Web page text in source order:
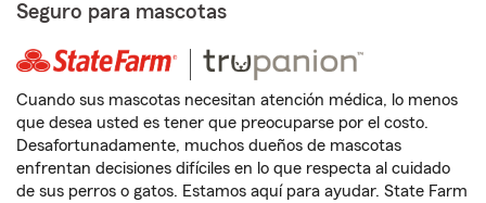
Seguro para mascotas
Cuando sus mascotas necesitan atención médica, lo menos
que desea usted es tener que preocuparse por el costo.
Desafortunadamente, muchos dueños de mascotas
enfrentan decisiones difíciles en lo que respecta al cuidado
de sus perros o gatos. Estamos aquí para ayudar. State Farm